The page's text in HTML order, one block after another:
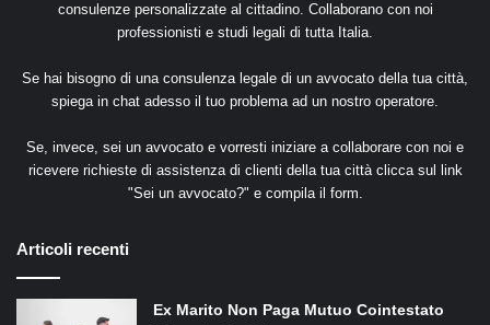
consulenze personalizzate al cittadino. Collaborano con noi
professionisti e studi legali di tutta Italia.
Se hai bisogno di una consulenza legale di un avvocato della tua città,
spiega in chat adesso il tuo problema ad un nostro operatore.
Se, invece, sei un avvocato e vorresti iniziare a collaborare con noi e
ricevere richieste di assistenza di clienti della tua città clicca sul link
"Sei un avvocato?" e compila il form.
Articoli recenti
Ex Marito Non Paga Mutuo Cointestato